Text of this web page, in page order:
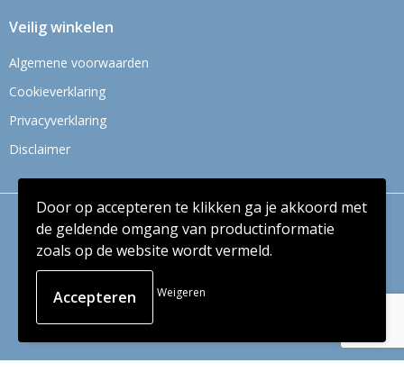
Veilig winkelen
Algemene voorwaarden
Cookieverklaring
Privacyverklaring
Disclaimer
© Copyright Context BV 2024
Door op accepteren te klikken ga je akkoord met
de geldende omgang van productinformatie
zoals op de website wordt vermeld.
Weigeren